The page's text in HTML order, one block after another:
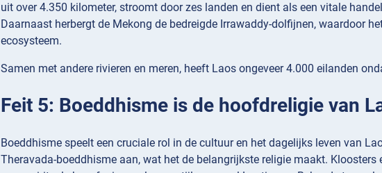
uit over 4.350 kilometer, stroomt door zes landen en dient als een vitale
Daarnaast herbergt de Mekong de bedreigde Irrawaddy-dolfijnen, waardoor
ecosysteem.
Samen met andere rivieren en meren, heeft Laos ongeveer 4.000 eilanden
Feit 5: Boeddhisme is de hoofdreligie van
Boeddhisme speelt een cruciale rol in de cultuur en het dagelijks leven van
Theravada-boeddhisme aan, wat het de belangrijkste religie maakt.